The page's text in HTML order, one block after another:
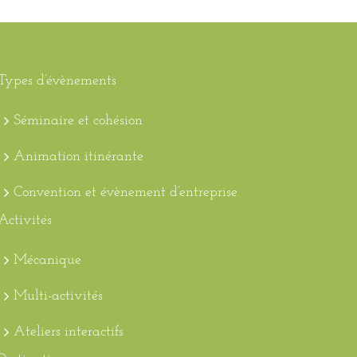
d’évènements
Séminaire et cohésion
Animation itinérante
Convention et évènement d’entreprise
Mécanique
Multi-activités
Ateliers interactifs